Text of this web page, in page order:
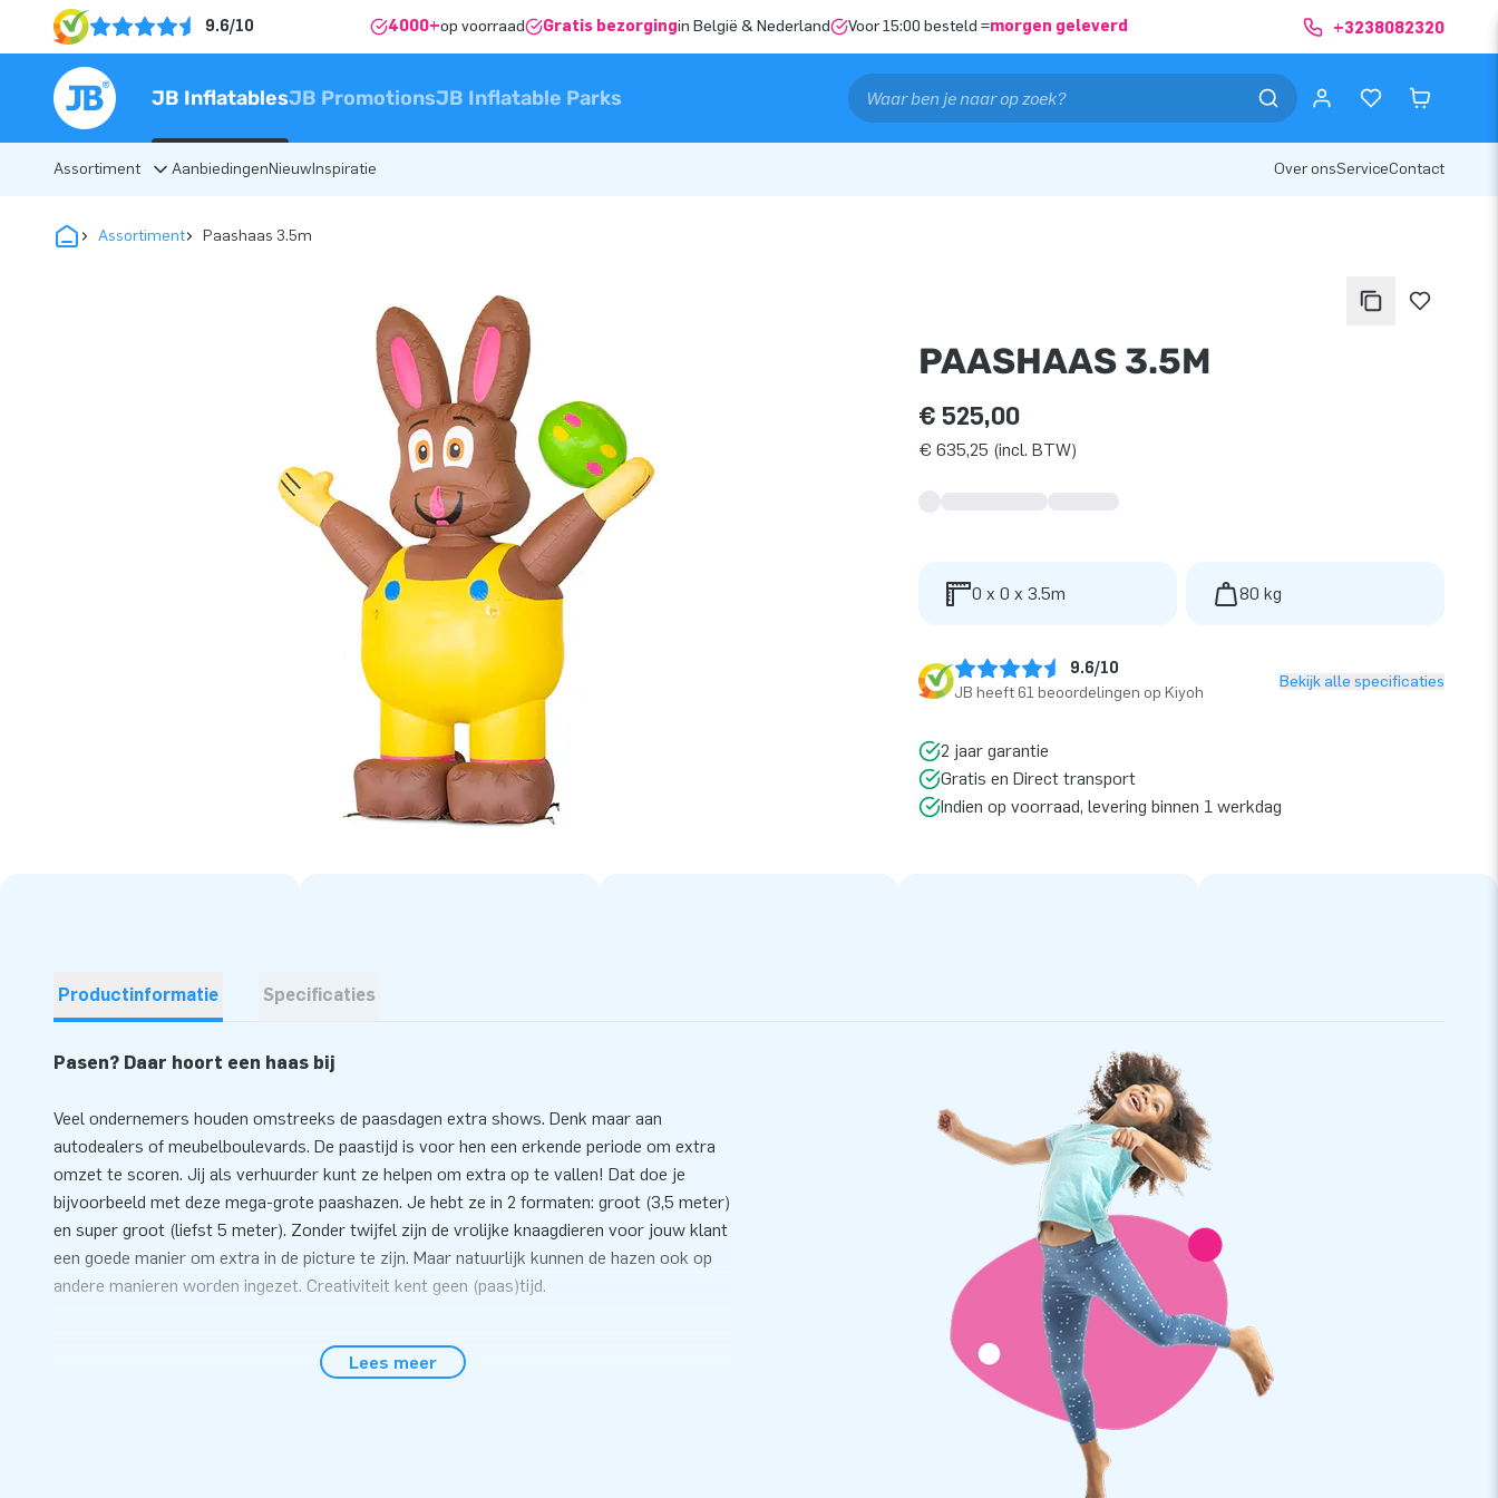
9.6/10 4000+op voorraad Gratis bezorgingin België & Nederland Voor 15:00 besteld =morgen geleverd +3238082320
JB InflatablesJB PromotionsJB Inflatable Parks
Assortiment AanbiedingenNieuwInspiratie Over onsServiceContact
Assortiment Paashaas 3.5m
PAASHAAS 3.5M
€ 525,00
€ 635,25 (incl. BTW)
0 x 0 x 3.5m 80 kg
9.6/10
JB heeft 61 beoordelingen op Kiyoh
Bekijk alle specificaties
2 jaar garantie
Gratis en Direct transport
Indien op voorraad, levering binnen 1 werkdag
Productinformatie Specificaties
Pasen? Daar hoort een haas bij
Veel ondernemers houden omstreeks de paasdagen extra shows. Denk maar aan
autodealers of meubelboulevards. De paastijd is voor hen een erkende periode om extra
omzet te scoren. Jij als verhuurder kunt ze helpen om extra op te vallen! Dat doe je
bijvoorbeeld met deze mega-grote paashazen. Je hebt ze in 2 formaten: groot (3,5 meter)
en super groot (liefst 5 meter). Zonder twijfel zijn de vrolijke knaagdieren voor jouw klant
een goede manier om extra in de picture te zijn. Maar natuurlijk kunnen de hazen ook op
andere manieren worden ingezet. Creativiteit kent geen (paas)tijd.
Binnen 5 minuten staat de haas
Lees meer